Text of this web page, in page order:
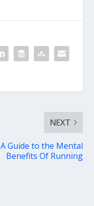
NEXT
A Guide to the Mental
Benefits Of Running